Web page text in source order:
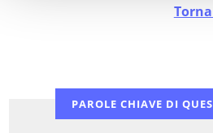
PAROLE CHIAVE DI